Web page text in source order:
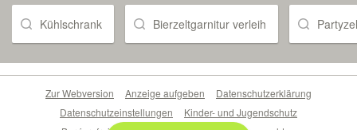
Kühlschrank Bierzeltgarnitur verleih
Zur Webversion Anzeige aufgeben
Datenschutzerklärung
Datenschutzeinstellungen
Kinder- und Jugendschutz